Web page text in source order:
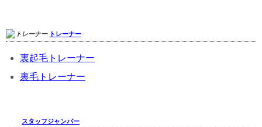
トレーナー
裏起毛トレーナー
裏毛トレーナー
スタッフジャンパー